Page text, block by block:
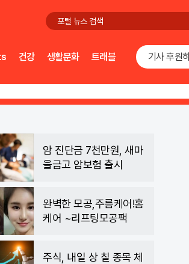
건강 생활문화 트래블 기사 후원
암 진단금 7천만원, 새마
을금고 암보험 출시
완벽한 모공,주름케어!홈
케어 ~리프팅모공팩
주식, 내일 상 칠 종목 체